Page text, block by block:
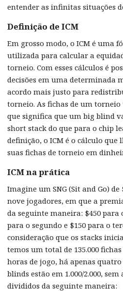
entender as infinitas situações
Definição de ICM
Em grosso modo, o ICM é uma
utilizada para calcular a
torneio. Com esses cálculos é
decisões em uma determinada
acordo mais justo para
torneio. As fichas de um
que significa que um big blind
short stack do que para o chip
definição, o ICM é o cálculo que
suas fichas de torneio em
ICM na prática
Imagine um SNG (Sit and Go) de
nove jogadores, em que a
da seguinte maneira: $450 para
para o segundo e $150 para o
consideração que os stacks
temos um total de 135.000
horas de jogo, há apenas
blinds estão em 1.000/2.000,
divididos da seguinte maneira: